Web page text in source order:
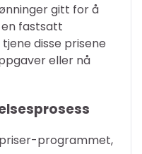
gitt for å
fastsatt
disse prisene
eller nå
programmet,